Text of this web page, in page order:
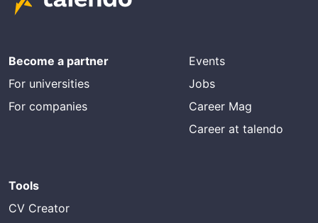
Become a partner
For universities
For companies
Events
Jobs
Career Mag
Career at talendo
Tools
CV Creator